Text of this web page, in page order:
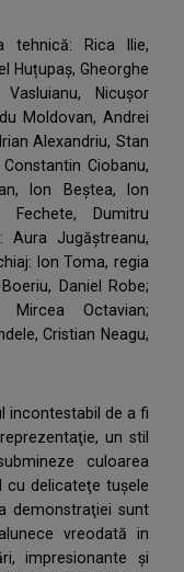
tehnică: Rica Ilie,
Huțupaș, Gheorghe
Nicușor
Moldovan, Andrei
Alexandriu, Stan
Ciobanu,
Ion Beștea, Ion
Fechete, Dumitru
Jugăștreanu,
Ion Toma, regia
Daniel Robe;
Octavian;
Cristian Neagu,
incontestabil de a fi
un stil
culoarea
cu delicateţe tușele
demonstraţiei sunt
vreodată in
impresionante şi